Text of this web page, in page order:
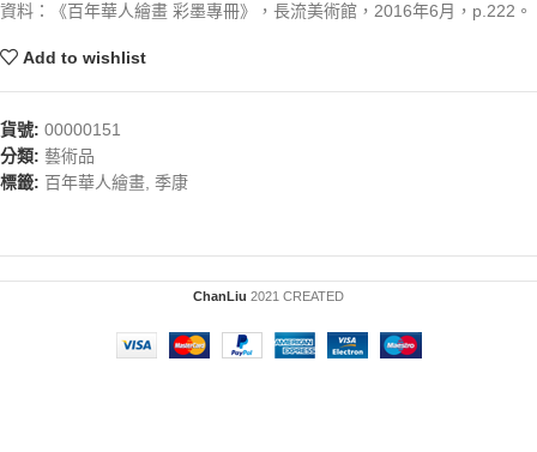
資料：《百年華人繪畫 彩墨專冊》，長流美術館，2016年6月，p.222。
Add to wishlist
貨號: 00000151
分類: 藝術品
標籤: 百年華人繪畫 季康
ChanLiu 2021 CREATED